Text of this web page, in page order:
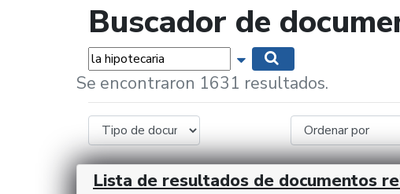
Buscador de
Palabras... Mostrar opciones de
Se encontraron 1631 resultados.
Lista de resultados de documentos